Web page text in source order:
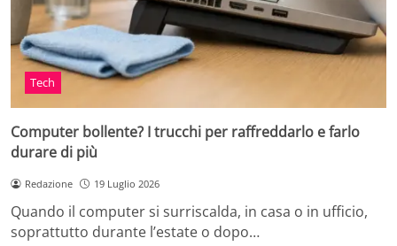
Tech
Computer bollente? I trucchi per raffreddarlo e farlo
durare di più
Redazione 19 Luglio 2026
Quando il computer si surriscalda, in casa o in ufficio,
soprattutto durante l’estate o dopo…